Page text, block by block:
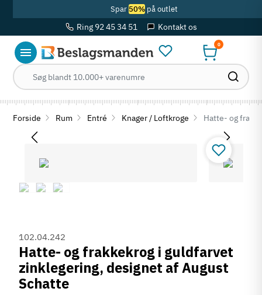
Spar 50%på outlet
Ring 92 45 34 51 Kontakt os
0
Forside Rum Entré Knager / Loftkroge Hatte- og
102.04.242
Hatte- og frakkekrog i guldfarvet
zinklegering, designet af August
Schatte